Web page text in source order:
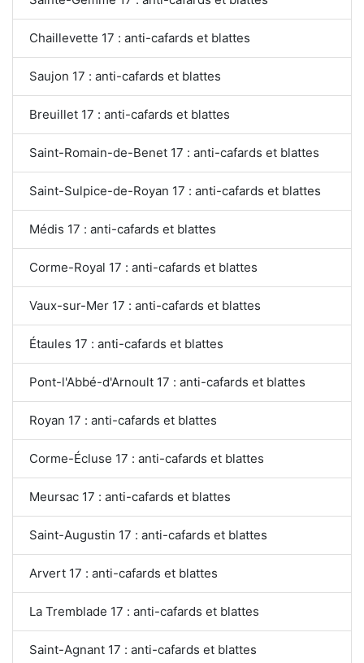
Chaillevette 17 : anti-cafards et blattes
Saujon 17 : anti-cafards et blattes
Breuillet 17 : anti-cafards et blattes
Saint-Romain-de-Benet 17 : anti-cafards et blattes
Saint-Sulpice-de-Royan 17 : anti-cafards et blattes
Médis 17 : anti-cafards et blattes
Corme-Royal 17 : anti-cafards et blattes
Vaux-sur-Mer 17 : anti-cafards et blattes
Étaules 17 : anti-cafards et blattes
Pont-l'Abbé-d'Arnoult 17 : anti-cafards et blattes
Royan 17 : anti-cafards et blattes
Corme-Écluse 17 : anti-cafards et blattes
Meursac 17 : anti-cafards et blattes
Saint-Augustin 17 : anti-cafards et blattes
Arvert 17 : anti-cafards et blattes
La Tremblade 17 : anti-cafards et blattes
Saint-Agnant 17 : anti-cafards et blattes